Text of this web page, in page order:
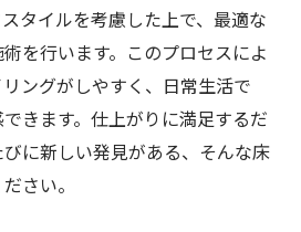
タイルを考慮した上で、最適な
を行います。このプロセスによ
ングがしやすく、日常生活で
きます。仕上がりに満足するだ
に新しい発見がある、そんな床
さい。